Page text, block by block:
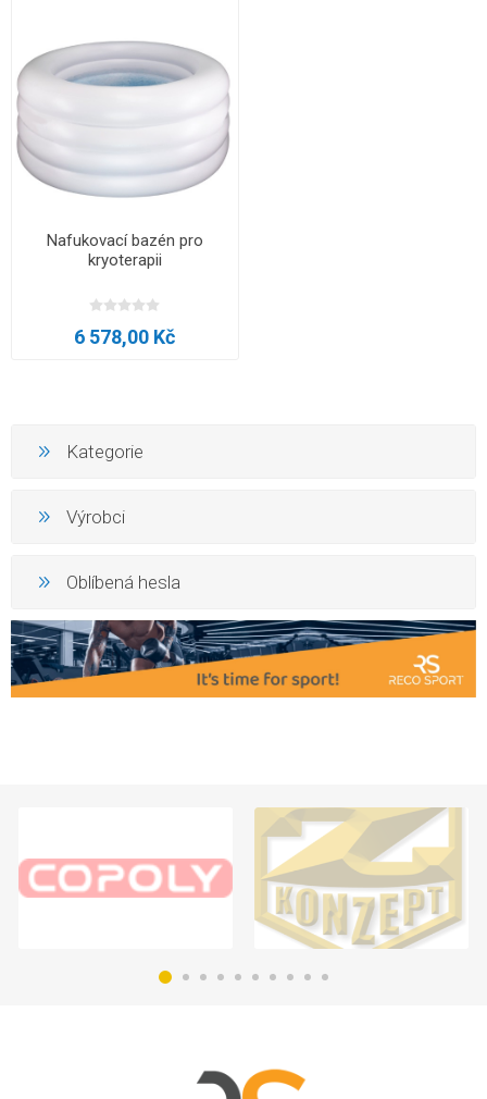
Nafukovací bazén pro
kryoterapii
6 578,00 Kč
Kategorie
Výrobci
Oblíbená hesla